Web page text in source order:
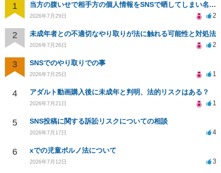
1 当方の腹いせで相手方の個人情報をSNSで晒してしまい名誉毀損させてしまったかもしれない
2026年7月29日 2
2 未成年者との不適切なやり取りが法に触れる可能性と対処法
2026年7月26日 2
3 SNSでのやり取りでの事
2026年7月25日 1
4 アダルト動画購入後に未成年と判明、法的リスクはある？
2026年7月21日 1
5 SNS投稿に関する訴訟リスクについての相談
2026年7月17日 4
6 xでの児童ポルノ法について
2026年7月12日 3